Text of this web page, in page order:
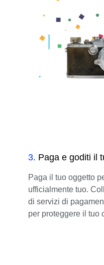
3. Paga e goditi il
Paga il tuo oggetto
ufficialmente tuo.
di servizi di
per proteggere il tuo